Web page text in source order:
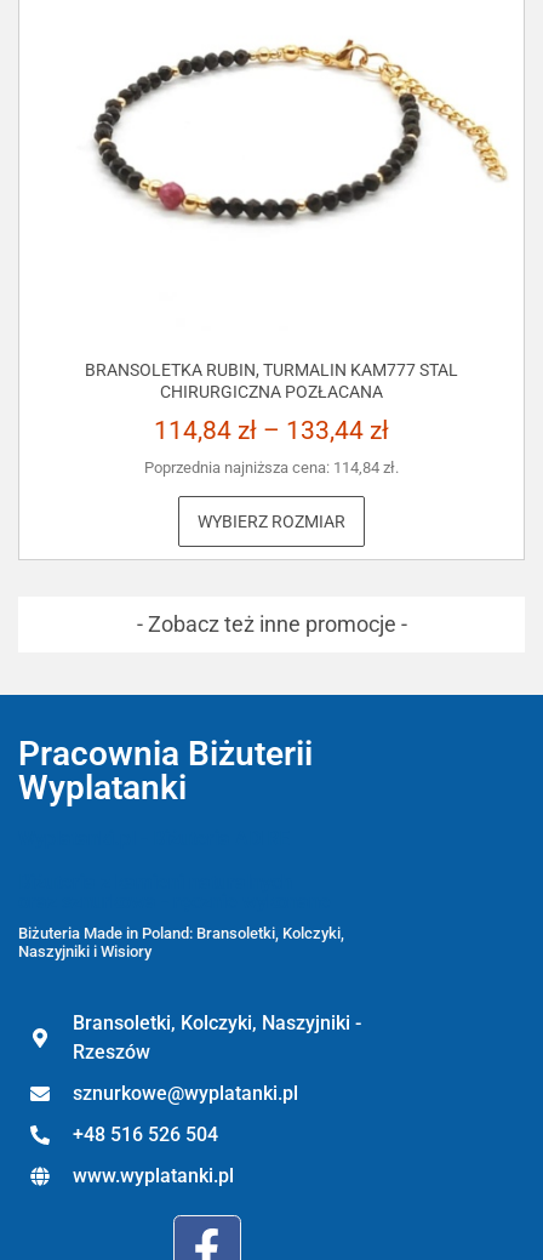
BRANSOLETKA RUBIN, TURMALIN KAM777 STAL
CHIRURGICZNA POZŁACANA
114,84 zł – 133,44 zł
Poprzednia najniższa cena: 114,84 zł.
WYBIERZ ROZMIAR
- Zobacz też inne promocje -
Pracownia Biżuterii
Wyplatanki
Biżuteria Made in Poland: Bransoletki, Kolczyki,
Naszyjniki i Wisiory
Bransoletki, Kolczyki, Naszyjniki -
Rzeszów
sznurkowe@wyplatanki.pl
+48 516 526 504
www.wyplatanki.pl